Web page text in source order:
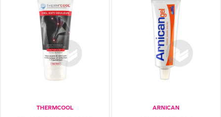
THERMCOOL
ARNICAN